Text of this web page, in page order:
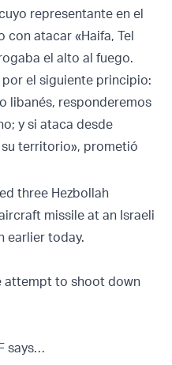
representante en el
con atacar «Haifa, Tel
el alto al fuego.
el siguiente principio:
libanés, responderemos
y si ataca desde
territorio», prometió
three Hezbollah
missile at an Israeli
earlier today.
attempt to shoot down
says…